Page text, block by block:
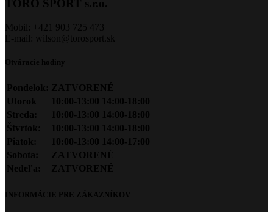
TORO SPORT s.r.o.
Mobil: +421 903 725 473
E-mail: wilson@torosport.sk
Otváracie hodiny
Pondelok: ZATVORENÉ
Utorok
10:00-13:00 14:00-18:00
Streda:
10:00-13:00 14:00-18:00
Štvrtok:
10:00-13:00 14:00-18:00
Piatok:
10:00-13:00 14:00-17:00
Sobota:
ZATVORENÉ
Nedeľa:
ZATVORENÉ
INFORMÁCIE PRE ZÁKAZNÍKOV